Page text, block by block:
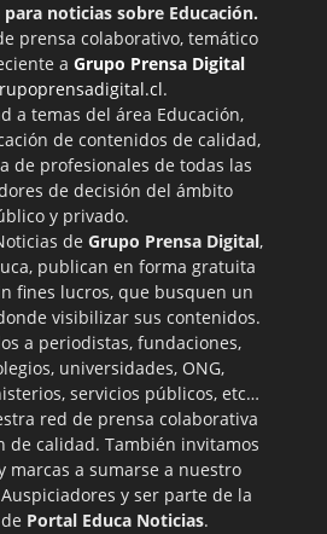
noticias sobre Educación.
prensa colaborativo, temático
a Grupo Prensa Digital
.
a temas del área Educación,
de contenidos de calidad,
de profesionales de todas las
de decisión del ámbito
y privado.
de Grupo Prensa Digital,
publican en forma gratuita
fines lucros, que busquen un
visibilizar sus contenidos.
a periodistas, fundaciones,
universidades, ONG,
servicios públicos, etc…
red de prensa colaborativa
de calidad. También invitamos
marcas a sumarse a nuestro
y ser parte de la
Portal Educa Noticias.